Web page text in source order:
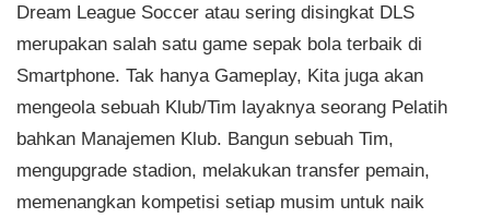
Dream League Soccer atau sering disingkat DLS
merupakan salah satu game sepak bola terbaik di
Smartphone. Tak hanya Gameplay, Kita juga akan
mengeola sebuah Klub/Tim layaknya seorang Pelatih
bahkan Manajemen Klub. Bangun sebuah Tim,
mengupgrade stadion, melakukan transfer pemain,
memenangkan kompetisi setiap musim untuk naik